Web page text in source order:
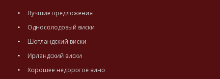
Лучшие предложения
Односолодовый виски
Шотландский виски
Ирландский виски
Хорошее недорогое вино